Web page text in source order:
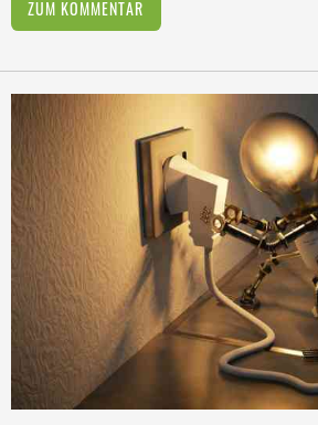
ZUM KOMMENTAR